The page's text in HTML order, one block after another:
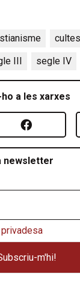
III segle IV
a les xarxes
newsletter